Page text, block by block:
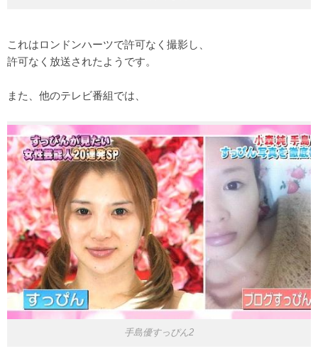
これはロンドンハーツで許可なく撮影し、
許可なく放送されたようです。
また、他のテレビ番組では、
手島優すっぴん2